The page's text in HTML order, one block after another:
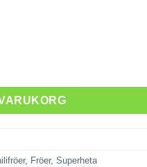
, Fröer, Superheta